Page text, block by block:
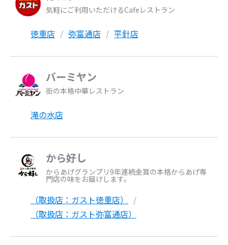
気軽にご利用いただけるCafeレストラン
徳重店 弥富通店 平針店
バーミヤン
街の本格中華レストラン
滝の水店
から好し
からあげグランプリ9年連続金賞の本格からあげ専
門店の味をお届けします。
（取扱店：ガスト徳重店）
（取扱店：ガスト弥富通店）